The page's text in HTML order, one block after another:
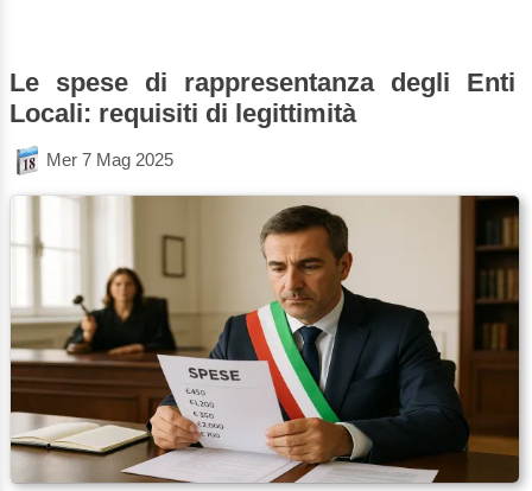
Le spese di rappresentanza degli Enti
Locali: requisiti di legittimità
Mer 7 Mag 2025